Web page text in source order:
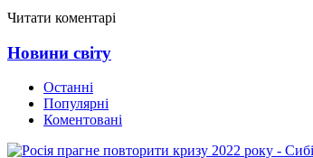
Читати коментарі
Новини світу
Останні
Популярні
Коментовані